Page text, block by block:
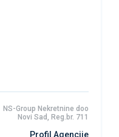
NS-Group Nekretnine doo
Novi Sad, Reg.br. 711
Profil Agencije